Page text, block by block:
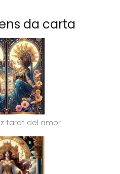
da carta
tarot del amor